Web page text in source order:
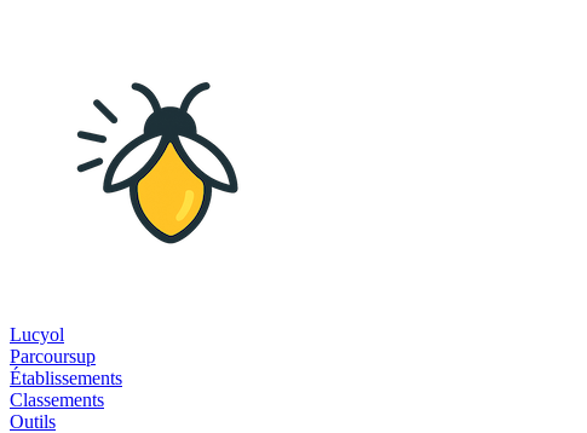
Lucyol
Parcoursup
Établissements
Classements
Outils